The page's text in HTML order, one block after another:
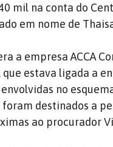
mil na conta do
em nome de
a empresa ACCA
que estava ligada a
no
foram destinados a
ao procurador